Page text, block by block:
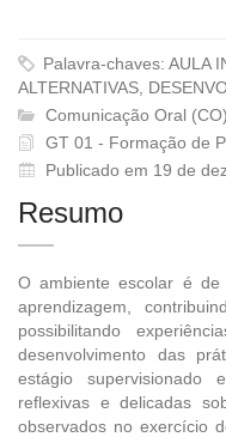
Palavra-chaves: AULA
ALTERNATIVAS,
Comunicação Oral (CO)
GT 01 - Formação de
Publicado em 19 de
Resumo
O ambiente escolar é de
aprendizagem,
possibilitando
desenvolvimento das
estágio supervisionado
reflexivas e delicadas
observados no exercício